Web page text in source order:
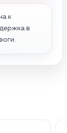
к
в